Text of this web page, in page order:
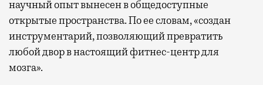
научный опыт вынесен в общедоступные
открытые пространства. По ее словам, «создан
инструментарий, позволяющий превратить
любой двор в настоящий фитнес-центр для
мозга».